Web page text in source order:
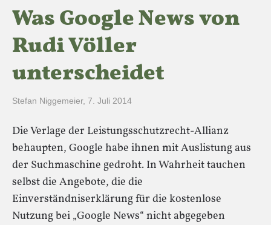
Was Google News von
Rudi Völler
unterscheidet
Stefan Niggemeier, 7. Juli 2014
Die Verlage der Leistungsschutzrecht-Allianz
behaupten, Google habe ihnen mit Auslistung aus
der Suchmaschine gedroht. In Wahrheit tauchen
selbst die Angebote, die die
Einverständniserklärung für die kostenlose
Nutzung bei „Google News“ nicht abgegeben